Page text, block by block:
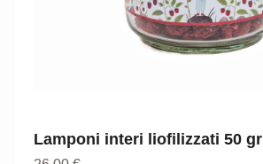
Lamponi interi liofilizzati 50 gr